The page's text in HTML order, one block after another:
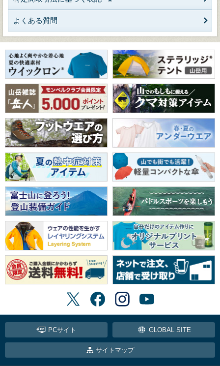
よくある質問
PCサイト GLOBAL SITE
サイトマップ